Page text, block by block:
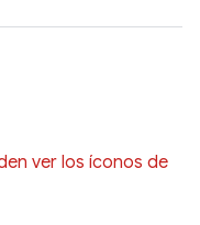
ver los íconos de